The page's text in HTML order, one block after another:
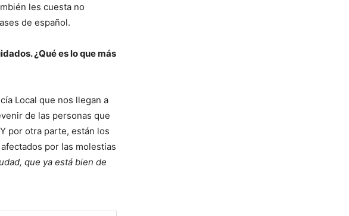
les cuesta no
de español.
¿Qué es lo que más
Local que nos llegan a
de las personas que
por otra parte, están los
por las molestias
que ya está bien de